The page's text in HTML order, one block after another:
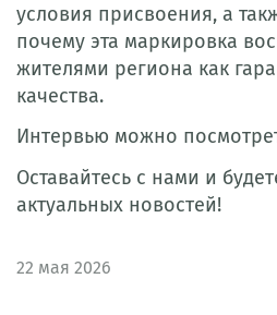
условия присвоения, а
почему эта маркировка
жителями региона как
качества.
Интервью можно
Оставайтесь с нами и
актуальных новостей!
22 мая 2026